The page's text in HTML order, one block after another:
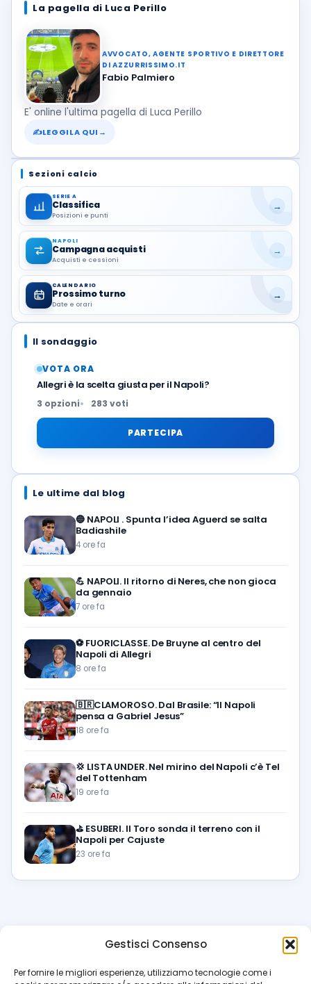
Gestisci Consenso
Per fornire le migliori esperienze, utilizziamo tecnologie come i
La pagella di Luca Perillo
AVVOCATO, AGENTE SPORTIVO E DIRETTORE
DI AZZURRISSIMO.IT
Fabio Palmiero
E' online l'ultima pagella di Luca Perillo
✍LEGGILA QUI →
Sezioni calcio
SERIE A
Classifica
Posizioni e punti
→
NAPOLI
Campagna acquisti
Acquisti e cessioni
→
CALENDARIO
Prossimo turno
Date e orari
→
Il sondaggio
VOTA ORA
Allegri è la scelta giusta per il Napoli?
3 opzioni 283 voti
PARTECIPA
Le ultime dal blog
🔵 NAPOLI . Spunta l’idea Aguerd se salta
Badiashile
4 ore fa
💪 NAPOLI. Il ritorno di Neres, che non gioca
da gennaio
7 ore fa
⚽️ FUORICLASSE. De Bruyne al centro del
Napoli di Allegri
8 ore fa
🇧🇷CLAMOROSO. Dal Brasile: “Il Napoli
pensa a Gabriel Jesus”
18 ore fa
💢 LISTA UNDER. Nel mirino del Napoli c’è Tel
del Tottenham
19 ore fa
⛳ ESUBERI. Il Toro sonda il terreno con il
Napoli per Cajuste
23 ore fa
azzurrissimo.it